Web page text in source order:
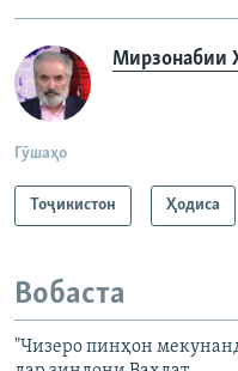
Мирзонабии
Гӯшаҳо
Тоҷикистон Ҳодиса
Вобаста
"Чизеро пинҳон